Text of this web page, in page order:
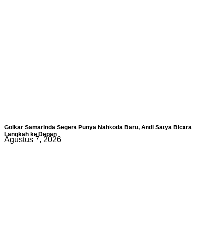
Golkar Samarinda Segera Punya Nahkoda Baru, Andi Satya Bicara
Langkah ke Depan
Agustus 7, 2026